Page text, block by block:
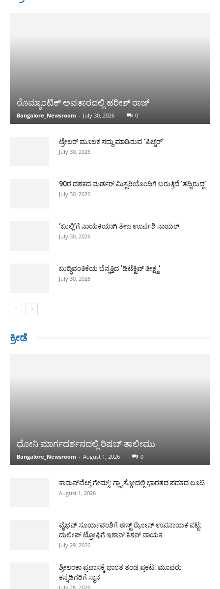
ರೊಮ್ಯಾಂಟಿಕ್ ಅವತಾರದಲ್ಲಿ ಹರೀಶ್ ರಾಜ್
Bangalore_Newsroom - July 30, 2026 0
ಟ್ರೇಲರ್ ಮೂಲಕ ಸದ್ದು ಮಾಡಿರುವ ‘ಪಿಚ್ಚರ್’
July 30, 2026
90ರ ದಶಕದ ಮರ್ಡರ್ ಮಿಸ್ಟರಿಯೊಂದಿಗೆ ಬರುತ್ತಿದೆ ‘ತದ್ವಿರುದ್ಧ’
July 30, 2026
‘ಬುಲ್ಲಿ’ಗೆ ನಾಯಕಿಯಾಗಿ ತೇಜ ಊರ್ವಶಿ ನಾಯರ್
July 30, 2026
ಬುದ್ಧಿವಂತಿಕೆಯ ಬೆನ್ನತ್ತಿದ ‘ಡಿಟೆಕ್ಟಿವ್ ತೀಕ್ಷ್ಣ’
July 30, 2026
ಕ್ರೀಡೆ
ಧೋನಿ ಮಾರ್ಗದರ್ಶನದಲ್ಲಿ ರಿಷಬ್ ತಾಲೀಮು
Bangalore_Newsroom - August 1, 2026 0
ಕಾಮನ್‌ವೆಲ್ತ್ ಗೇಮ್ಸ್: ಗ್ಲ್ಯಾಸ್ಗೋದಲ್ಲಿ ಭಾರತದ ಪದಕದ ಲೂಟಿ
August 1, 2026
ವೈಭವ್ ಸೂರ್ಯವಂಶಿಗೆ ಈಸ್ಟ್ ಝೋನ್ ಉಪನಾಯಕ ಪಟ್ಟ:
ದುಲೀಪ್ ಟ್ರೋಫಿಗೆ ಇಶಾನ್ ಕಿಶನ್ ನಾಯಕ
July 29, 2026
ಶ್ರೀಲಂಕಾ ಪ್ರವಾಸಕ್ಕೆ ಭಾರತ ತಂಡ ಪ್ರಕಟ: ಮೂವರು
ಕನ್ನಡಿಗರಿಗೆ ಸ್ಥಾನ
July 28, 2026